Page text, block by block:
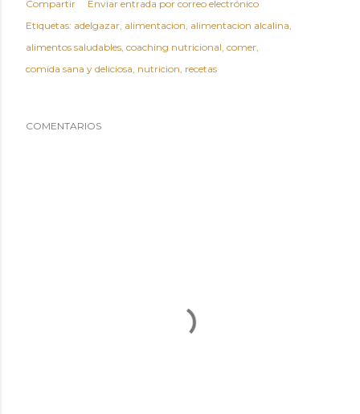
Compartir
Enviar entrada por correo electrónico
Etiquetas: adelgazar alimentacion alimentacion alcalina
alimentos saludables coaching nutricional comer
comida sana y deliciosa nutricion recetas
COMENTARIOS